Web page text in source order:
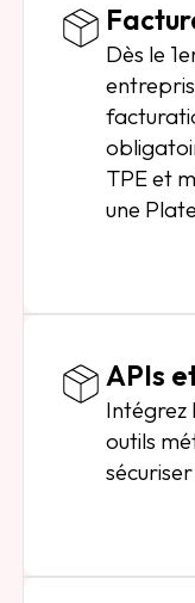
Dès le
TPE et
une
APIs
Intégrez
outils